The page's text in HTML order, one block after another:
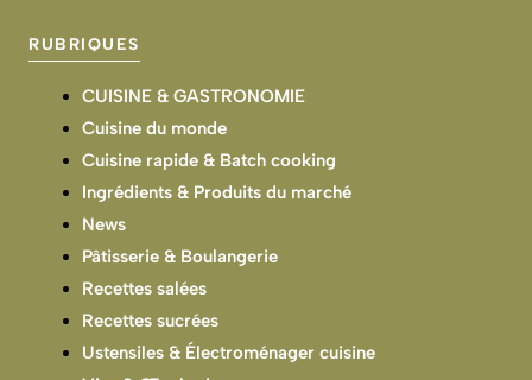
RUBRIQUES
CUISINE & GASTRONOMIE
Cuisine du monde
Cuisine rapide & Batch cooking
Ingrédients & Produits du marché
News
Pâtisserie & Boulangerie
Recettes salées
Recettes sucrées
Ustensiles & Électroménager cuisine